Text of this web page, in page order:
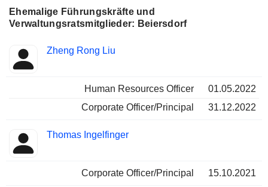
Ehemalige Führungskräfte und
Verwaltungsratsmitglieder: Beiersdorf
Insider
Besetzte
Positionen
Zheng Rong Liu
Human Resources Officer
01.05.2022
Corporate Officer/Principal
31.12.2022
Thomas Ingelfinger
Corporate Officer/Principal 15.10.2021